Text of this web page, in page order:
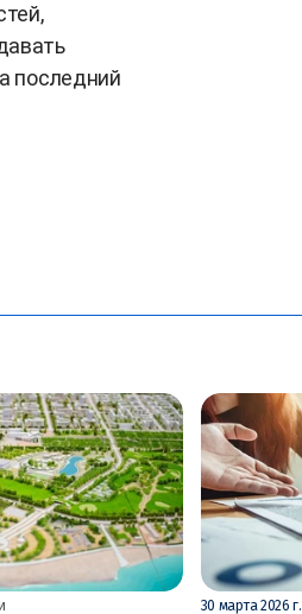
последний
30 марта 2026 г.